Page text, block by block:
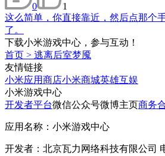
0
1
这么简单，你直接靠近，然后点那个
了。
下载小米游戏中心，参与互动！
首页 > 逃离后室梦魇
友情链接
小米应用商店小米商城英雄互娱
小米游戏中心
开发者平台微信公众号微博主页商务
应用名称：小米游戏中心
开发者：北京瓦力网络科技有限公司